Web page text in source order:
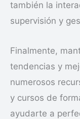
también la
supervisión y
Finalmente,
tendencias y
numerosos
y cursos de
ayudarte a